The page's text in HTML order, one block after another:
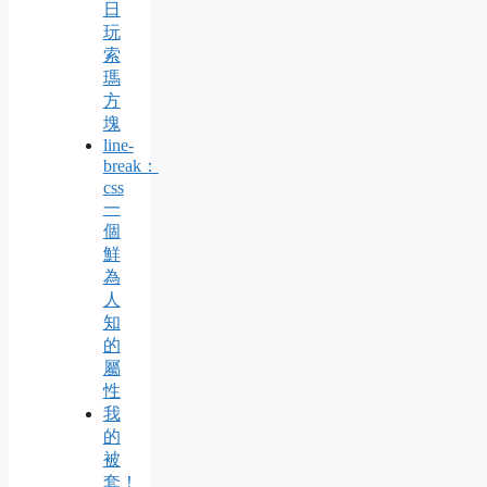
日
玩
索
瑪
方
塊
line-
break：
css
一
個
鮮
為
人
知
的
屬
性
我
的
被
套！